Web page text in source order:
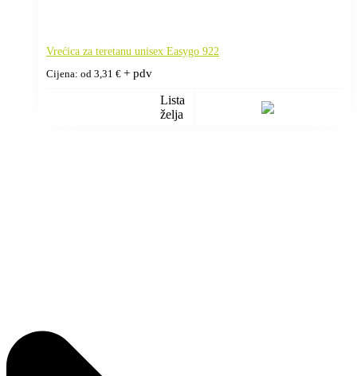
Vrećica za teretanu unisex Easygo 922
Cijena: od 3,31 € + pdv
Lista
želja